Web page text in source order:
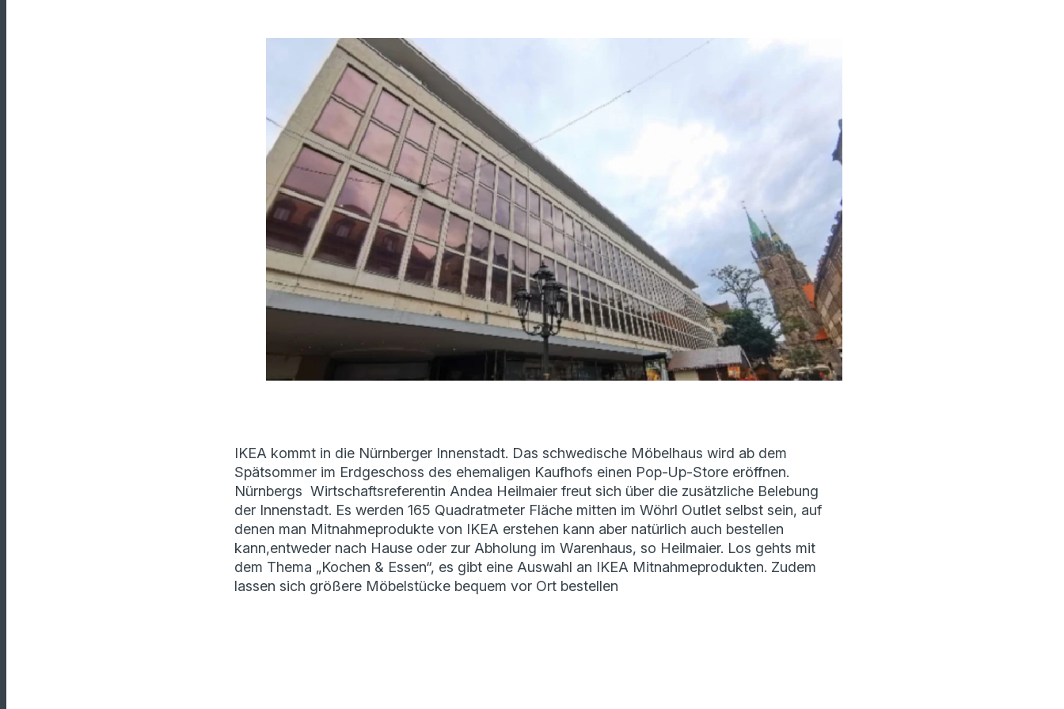
IKEA kommt in die Nürnberger Innenstadt. Das schwedische Möbelhaus wird ab dem
Spätsommer im Erdgeschoss des ehemaligen Kaufhofs einen Pop-Up-Store eröffnen.
Nürnbergs Wirtschaftsreferentin Andea Heilmaier freut sich über die zusätzliche Belebung
der Innenstadt. Es werden 165 Quadratmeter Fläche mitten im Wöhrl Outlet selbst sein, auf
denen man Mitnahmeprodukte von IKEA erstehen kann aber natürlich auch bestellen
kann,entweder nach Hause oder zur Abholung im Warenhaus, so Heilmaier. Los gehts mit
dem Thema „Kochen & Essen“, es gibt eine Auswahl an IKEA Mitnahmeprodukten. Zudem
lassen sich größere Möbelstücke bequem vor Ort bestellen